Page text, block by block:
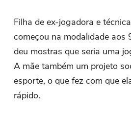
Filha de ex-jogadora e
começou na modalidade aos
deu mostras que seria uma
A mãe também um projeto
esporte, o que fez com que
rápido.